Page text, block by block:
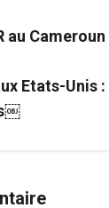
au Cameroun
Etats-Unis :